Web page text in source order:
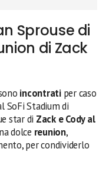
Sprouse di
di Zack
incontrati per caso
SoFi Stadium di
star di Zack e Cody al
dolce reunion,
per condividerlo